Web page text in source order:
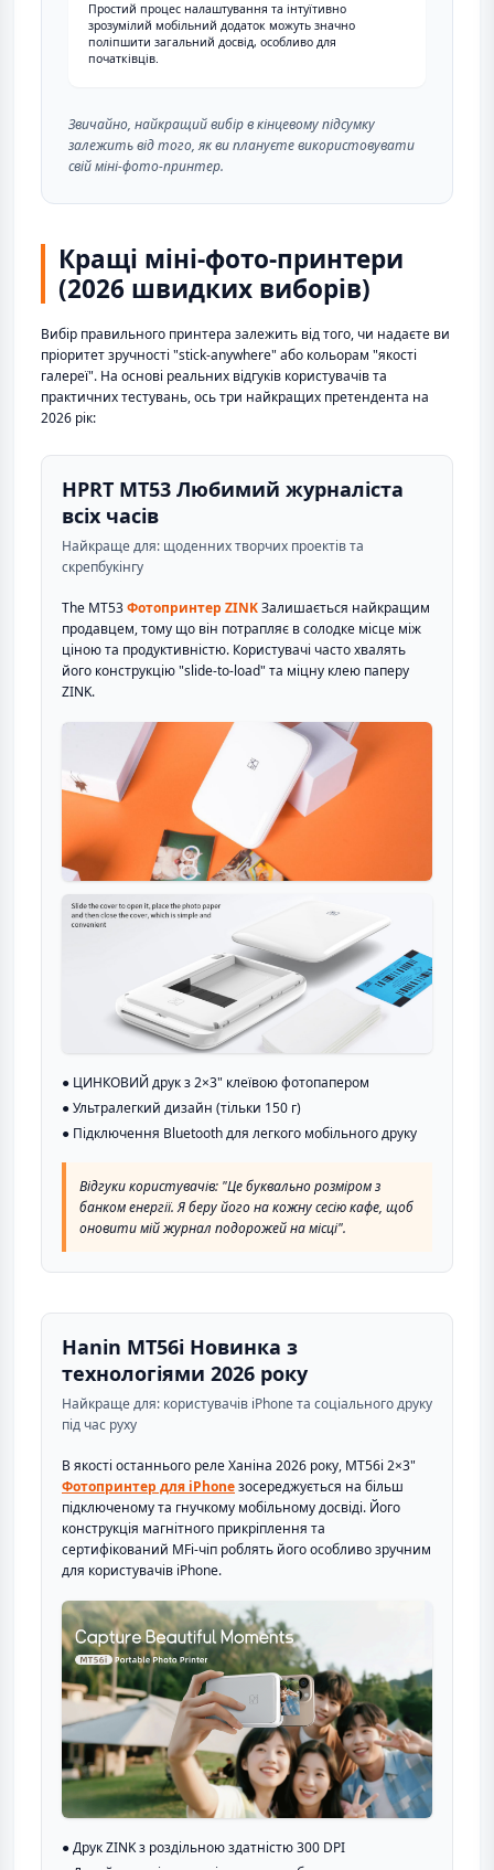
Простий процес налаштування та інтуїтивно
зрозумілий мобільний додаток можуть значно
поліпшити загальний досвід, особливо для
початківців.
Звичайно, найкращий вибір в кінцевому підсумку
залежить від того, як ви плануєте використовувати
свій міні-фото-принтер.
Кращі міні-фото-принтери
(2026 швидких виборів)
Вибір правильного принтера залежить від того, чи надаєте ви
пріоритет зручності "stick-anywhere" або кольорам "якості
галереї". На основі реальних відгуків користувачів та
практичних тестувань, ось три найкращих претендента на
2026 рік:
HPRT MT53 Любимий журналіста
всіх часів
Найкраще для: щоденних творчих проектів та
скрепбукінгу
The MT53Фотопринтер ZINKЗалишається найкращим
продавцем, тому що він потрапляє в солодке місце між
ціною та продуктивністю. Користувачі часто хвалять
його конструкцію "slide-to-load" та міцну клею паперу
ZINK.
● ЦИНКОВИЙ друк з 2×3" клеївою фотопапером
● Ультралегкий дизайн (тільки 150 г)
● Підключення Bluetooth для легкого мобільного друку
Відгуки користувачів: "Це буквально розміром з
банком енергії. Я беру його на кожну сесію кафе, щоб
оновити мій журнал подорожей на місці".
Hanin MT56i Новинка з
технологіями 2026 року
Найкраще для: користувачів iPhone та соціального друку
під час руху
В якості останнього реле Ханіна 2026 року, MT56i 2×3"
Фотопринтер для iPhoneзосереджується на більш
підключеному та гнучкому мобільному досвіді. Його
конструкція магнітного прикріплення та
сертифікований MFi-чіп роблять його особливо зручним
для користувачів iPhone.
● Друк ZINK з роздільною здатністю 300 DPI